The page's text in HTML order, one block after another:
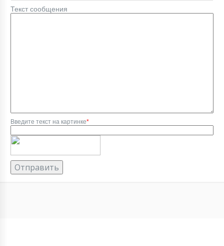
Текст сообщения
Введите текст на картинке*